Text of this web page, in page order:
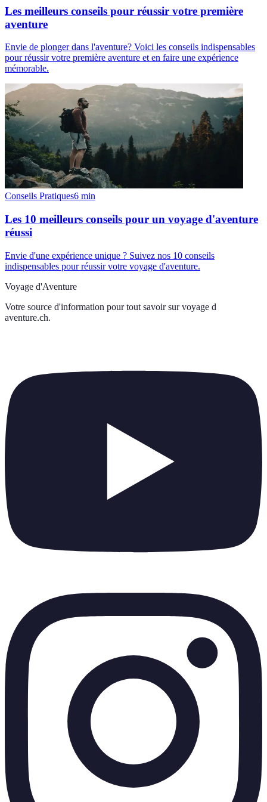
Les meilleurs conseils pour réussir votre première
aventure
Envie de plonger dans l'aventure? Voici les conseils indispensables
pour réussir votre première aventure et en faire une expérience
mémorable.
Conseils Pratiques6 min
Les 10 meilleurs conseils pour un voyage d'aventure
réussi
Envie d'une expérience unique ? Suivez nos 10 conseils
indispensables pour réussir votre voyage d'aventure.
Voyage d'Aventure
Votre source d'information pour tout savoir sur voyage d
aventure.ch.